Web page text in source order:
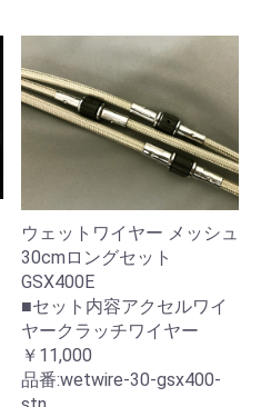
ウェットワイヤー メッシュ
30cmロングセット
GSX400E
■セット内容アクセルワイ
ヤークラッチワイヤー
￥11,000
品番:wetwire-30-gsx400-